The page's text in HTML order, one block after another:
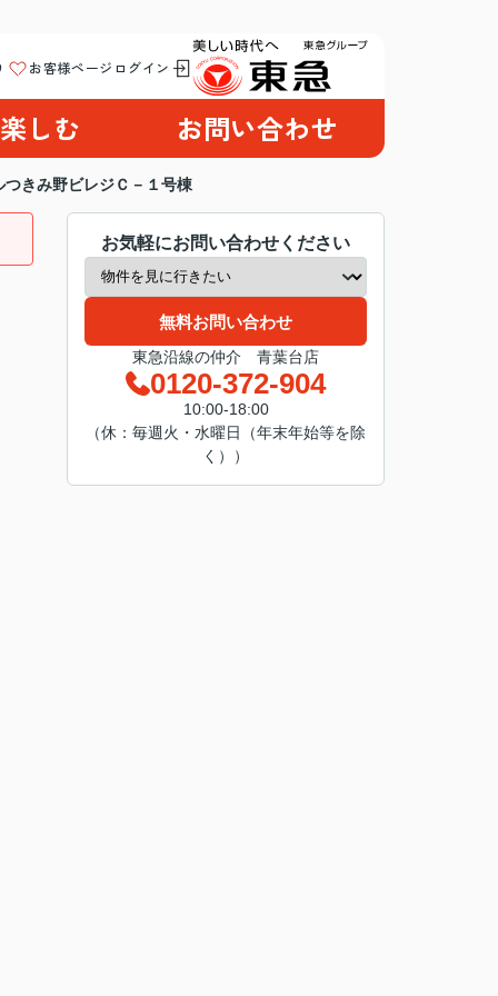
お客様ページログイン
しむ お問い合わせ
つきみ野ビレジＣ－１号棟
お気軽にお問い合わせください
無料お問い合わせ
東急沿線の仲介 青葉台店
0120-372-904
10:00-18:00
（休：毎週火・水曜日（年末年始等を除
く））